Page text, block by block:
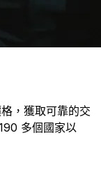
，獲取可靠的交
多個國家以